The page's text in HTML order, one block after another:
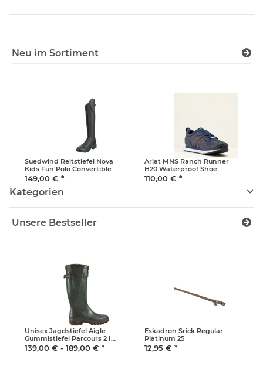
Neu im Sortiment
Suedwind Reitstiefel Nova
Kids Fun Polo Convertible
149,00 € *
Ariat MNS Ranch Runner
H20 Waterproof Shoe
110,00 € *
Kategorien
Unsere Bestseller
Unisex Jagdstiefel Aigle
Gummistiefel Parcours 2 Iso
weitenverstellbar und
gefüttert Unisex
139,00 € - 189,00 € *
Eskadron Srick Regular
Platinum 25
12,95 € *